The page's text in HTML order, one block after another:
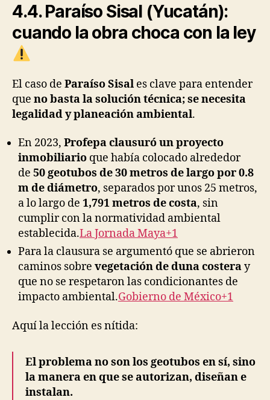
4.4. Paraíso Sisal (Yucatán):
cuando la obra choca con la ley
El caso de Paraíso Sisal es clave para entender
que no basta la solución técnica; se necesita
legalidad y planeación ambiental.
En 2023, Profepa clausuró un proyecto
inmobiliario que había colocado alrededor
de 50 geotubos de 30 metros de largo por 0.8
m de diámetro, separados por unos 25 metros,
a lo largo de 1,791 metros de costa, sin
cumplir con la normatividad ambiental
establecida.La Jornada Maya+1
Para la clausura se argumentó que se abrieron
caminos sobre vegetación de duna costeray
que no se respetaron las condicionantes de
impacto ambiental.Gobierno de México+1
Aquí la lección es nítida:
El problema no son los geotubos en sí, sino
la manera en que se autorizan, diseñan e
instalan.